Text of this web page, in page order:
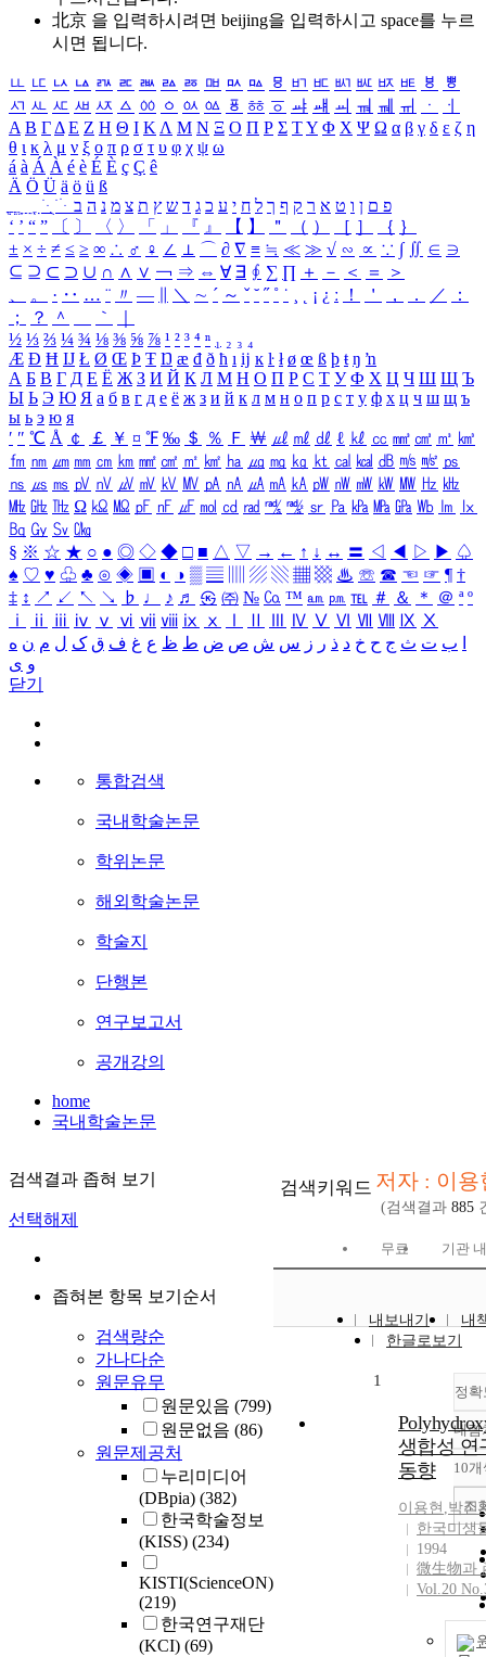
北京 을 입력하시려면 beijing을 입력하시고 space를 누르
시면 됩니다.
ㅥ ㅦ ㅧ ㅨ ㅩ ㅪ ㅫ ㅬ ㅭ ㅮ ㅯ ㅰ ㅱ ㅲ ㅳ ㅴ ㅵ ㅶ ㅷ ㅸ
ㅹ
ㅺ ㅻ ㅼ ㅽ ㅾ ㅿ ㆀ ㆁ ㆂ ㆃ ㆄ ㆅ ㆆ ㆇ ㆈ ㆉ ㆊ ㆋ ㆌ ㆍ
ㆎ
Α Β ΓΔ Ε Ζ Η Θ Ι ΚΛ Μ Ν Ξ Ο Π Ρ Σ ΤΥ Φ Χ Ψ Ω α β γ δ ε ζ η
θ ι κ λ μ ν ξ ο π ρ σ τ υ φ χ ψ ω
á à Á À é è É È ç Ç ê
Ä Ö Ü ä ö ü ß
ִֶֹ ֻּ ׁׂ פ ם ן ו ט א ר ק ף ך ל ח י ע כ ג ד ש ץ ת צ מ נ ה ב
‘ ’ “ ” 〔 〕 〈 〉 「 」 『 』 【 】 ＂ （ ） ［ ］ ｛ ｝
± × ÷ ≠ ≤ ≥ ∞ ∴ ♂ ♀ ∠ ⊥ ⌒ ∂ ∇ ≡ ≒ ≪ ≫ √ ∽ ∝ ∵ ∫ ∬ ∈ ∋
⊆ ⊇ ⊂ ⊃ ∪ ∩ ∧ ∨ ￢ ⇒ ⇔ ∀ ∃ ∮ ∑ ∏ ＋ － ＜ ＝
＞
、
。 · ‥ … ¨ 〃 ― ＼ ∼ ´ ～ ˇ ˘ ˝ ˚ ˙ ¸ ¡ ¿ ː ！ ＇ ， ． ／
：
；
？ ＾ ｀
½ ⅓ ⅔ ¼ ¾ ⅛ ⅜ ⅝ ⅞ ¹ ² ³ ⁴ ⁿ ₁ ₂ ₃ ₄
Æ Ð Ħ Ĳ Ł Ø Œ Þ Ŧ Ŋ æ đ ð ħ ı ĳ ĸ ŀ ł ø œ ß þ ŧ ŋ ŉ
А Б В Г Д Е Ё Ж З И Й К Л М Н О П Р С Т У Ф Х Ц Ч Ш Щ Ъ
Ы Ь Э Ю Я а б в г д е ё ж з и й к л м н о п р с т у ф х ц ч ш щ ъ
ы ь э ю я
′ ″ ℃ Å ￠ ￡ ￥ ¤ ℉ ‰ ＄ ％ Ｆ ￦ ㎕ ㎖ ㎗ ℓ ㎘ ㏄ ㎣ ㎤ ㎥ ㎦
㎙ ㎚ ㎛ ㎜ ㎝ ㎞ ㎟ ㎠ ㎡ ㎢ ㏊ ㎍ ㎎ ㎏ ㏏ ㎈ ㎉ ㏈ ㎧ ㎨ ㎰
㎱ ㎲ ㎳ ㎴ ㎵ ㎶ ㎷ ㎸ ㎹ ㎀ ㎁ ㎂ ㎃ ㎄ ㎺ ㎻ ㎽ ㎾ ㎿ ㎐ ㎑
㎒ ㎓ ㎔ Ω ㏀ ㏁ ㎊ ㎋ ㎌ ㏖ ㏅ ㎭ ㎮ ㎯ ㏛ ㎩ ㎪ ㎫ ㎬ ㏝ ㏐
㏓
㏃ ㏉ ㏜ ㏆
§ ※ ☆ ★ ○ ● ◎ ◇ ◆ □ ■ △ ▽ → ← ↑ ↓ ↔ 〓 ◁ ◀ ▷ ▶ ♤
♠ ♡ ♥ ♧ ♣ ⊙ ◈ ▣ ◐ ◑ ▒ ▤ ▨ ▧ ▦ ▩ ♨ ☏ ☎ ☜ ☞ ¶ †
‡ ↕ ↗ ↙ ↖ ↘ ♭ ♩ ♪ ♬ ㉿ ㈜ № ㏇ ™ ㏂ ㏘ ℡ ＃ ＆ ＊ ＠ ª º
ⅰ
ⅱ ⅲ ⅳ ⅴ ⅵ ⅶ ⅷ ⅸ ⅹ Ⅳ Ⅴ Ⅵ Ⅶ Ⅷ Ⅸ Ⅹ
ب ت ث ج ح خ د ذ ر ز س ش ص ض ط ظ ع غ ف ق ک ل م ن ه
و ی
닫기
통합검색
국내학술논문
학위논문
해외학술논문
학술지
단행본
연구보고서
공개강의
home
국내학술논문
검색결과 좁혀 보기
선택해제
좁혀본 항목 보기순서
검색량순
가나다순
원문유무
원문있음 (799)
원문없음 (86)
원문제공처
누리미디어
(DBpia) (382)
한국학술정보
(KISS) (234)
KISTI(ScienceON)
(219)
한국연구재단
(KCI) (69)
검색키워드 저자 : 이용
(검색결과 885
무료 기관
내보내기
내
한글로보기
정
내림
10
조
1
생합성 연
동향
이용현 ,박진
한국미생
1994
微生物과
Vol.20